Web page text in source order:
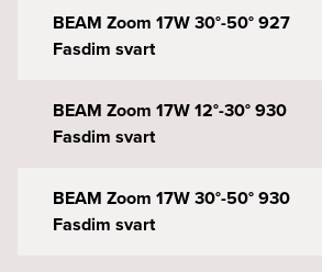
BEAM Zoom 17W 30°-50° 927
Fasdim svart
BEAM Zoom 17W 12°-30° 930
Fasdim svart
BEAM Zoom 17W 30°-50° 930
Fasdim svart